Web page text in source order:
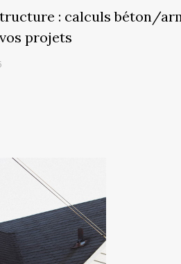
: calculs béton/
projets